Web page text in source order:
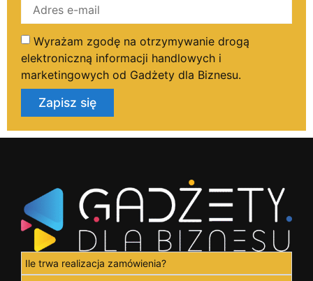
Wyrażam zgodę na otrzymywanie drogą
elektroniczną informacji handlowych i
marketingowych od Gadżety dla Biznesu.
Zapisz się
Ile trwa realizacja zamówienia?